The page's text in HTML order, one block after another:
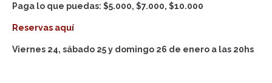
Paga lo que puedas: $5.000, $7.000, $10.000
Reservas aquí
Viernes 24, sábado 25 y domingo 26 de enero a las 20hs